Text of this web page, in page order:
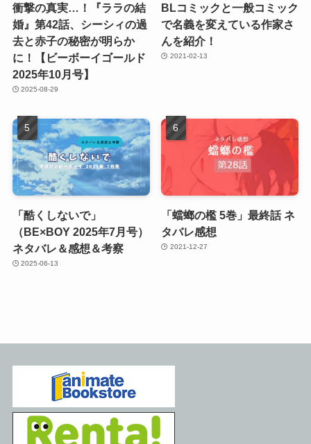
衝撃の真実…！『ララの結
婚』第42話、シーシィの過
去と赤子の秘密が明らか
に！【ビーボーイゴールド
2025年10月号】
2025-08-29
BLコミックと一般コミック
で名義を変えている作家さ
んを紹介！
2021-02-13
「酷くしないで」
（BE×BOY 2025年7月号）
ネタバレ＆感想＆考察
2025-06-13
「蟷螂の檻 5巻」最終話 ネ
タバレ感想
2021-12-27